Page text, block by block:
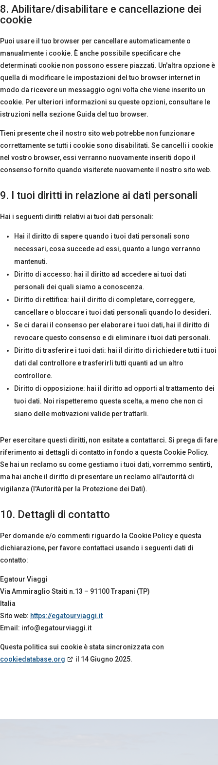
8. Abilitare/disabilitare e cancellazione dei
cookie
Puoi usare il tuo browser per cancellare automaticamente o
manualmente i cookie. È anche possibile specificare che
determinati cookie non possono essere piazzati. Un'altra opzione è
quella di modificare le impostazioni del tuo browser internet in
modo da ricevere un messaggio ogni volta che viene inserito un
cookie. Per ulteriori informazioni su queste opzioni, consultare le
istruzioni nella sezione Guida del tuo browser.
Tieni presente che il nostro sito web potrebbe non funzionare
correttamente se tutti i cookie sono disabilitati. Se cancelli i cookie
nel vostro browser, essi verranno nuovamente inseriti dopo il
consenso fornito quando visiterete nuovamente il nostro sito web.
9. I tuoi diritti in relazione ai dati personali
Hai i seguenti diritti relativi ai tuoi dati personali:
Hai il diritto di sapere quando i tuoi dati personali sono
necessari, cosa succede ad essi, quanto a lungo verranno
mantenuti.
Diritto di accesso: hai il diritto ad accedere ai tuoi dati
personali dei quali siamo a conoscenza.
Diritto di rettifica: hai il diritto di completare, correggere,
cancellare o bloccare i tuoi dati personali quando lo desideri.
Se ci darai il consenso per elaborare i tuoi dati, hai il diritto di
revocare questo consenso e di eliminare i tuoi dati personali.
Diritto di trasferire i tuoi dati: hai il diritto di richiedere tutti i tuoi
dati dal controllore e trasferirli tutti quanti ad un altro
controllore.
Diritto di opposizione: hai il diritto ad opporti al trattamento dei
tuoi dati. Noi rispetteremo questa scelta, a meno che non ci
siano delle motivazioni valide per trattarli.
Per esercitare questi diritti, non esitate a contattarci. Si prega di fare
riferimento ai dettagli di contatto in fondo a questa Cookie Policy.
Se hai un reclamo su come gestiamo i tuoi dati, vorremmo sentirti,
ma hai anche il diritto di presentare un reclamo all'autorità di
vigilanza (l'Autorità per la Protezione dei Dati).
10. Dettagli di contatto
Per domande e/o commenti riguardo la Cookie Policy e questa
dichiarazione, per favore contattaci usando i seguenti dati di
contatto:
Egatour Viaggi
Via Ammiraglio Staiti n.13 – 91100 Trapani (TP)
Italia
Sito web: https://egatourviaggi.it
Email: info@egatourviaggi.it
Questa politica sui cookie è stata sincronizzata con
cookiedatabase.org
il 14 Giugno 2025.